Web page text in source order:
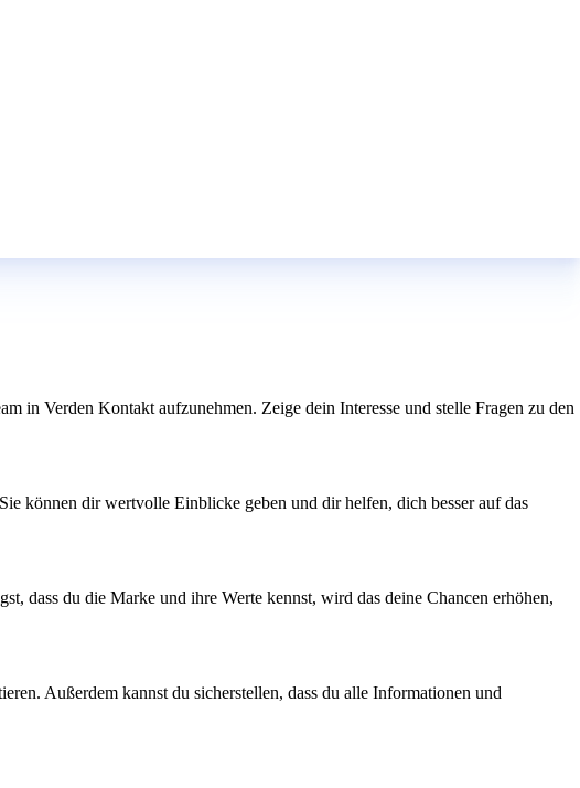
in Verden Kontakt aufzunehmen. Zeige dein Interesse und stelle Fragen zu den
können dir wertvolle Einblicke geben und dir helfen, dich besser auf das
dass du die Marke und ihre Werte kennst, wird das deine Chancen erhöhen,
Außerdem kannst du sicherstellen, dass du alle Informationen und